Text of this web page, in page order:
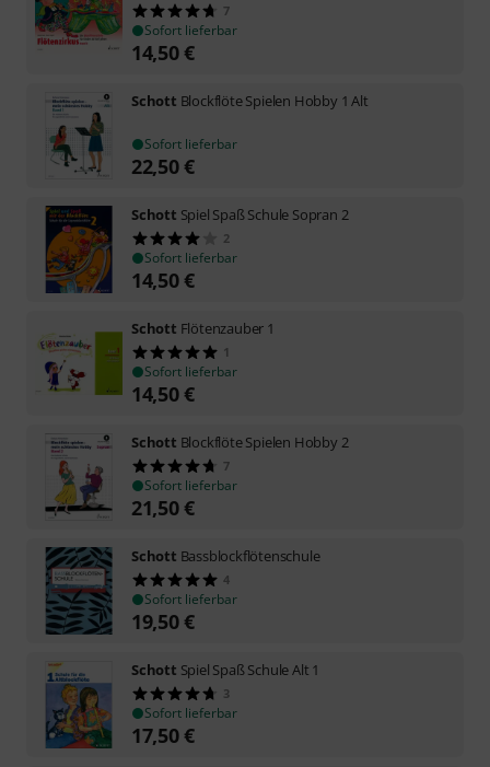
7
Sofort lieferbar
14,50€
Schott Blockflöte Spielen Hobby 1 Alt
Sofort lieferbar
22,50€
Schott Spiel Spaß Schule Sopran 2
2
Sofort lieferbar
14,50€
Schott Flötenzauber 1
1
Sofort lieferbar
14,50€
Schott Blockflöte Spielen Hobby 2
7
Sofort lieferbar
21,50€
Schott Bassblockflötenschule
4
Sofort lieferbar
19,50€
Schott Spiel Spaß Schule Alt 1
3
Sofort lieferbar
17,50€